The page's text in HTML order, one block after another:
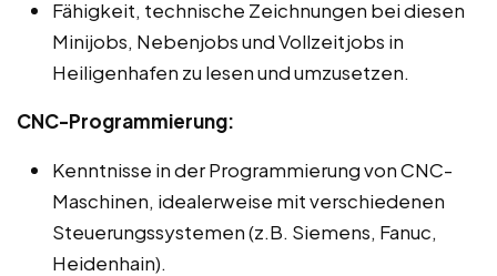
Fähigkeit, technische Zeichnungen bei diesen
Minijobs, Nebenjobs und Vollzeitjobs in
Heiligenhafen zu lesen und umzusetzen.
CNC-Programmierung:
Kenntnisse in der Programmierung von CNC-
Maschinen, idealerweise mit verschiedenen
Steuerungssystemen (z.B. Siemens, Fanuc,
Heidenhain).